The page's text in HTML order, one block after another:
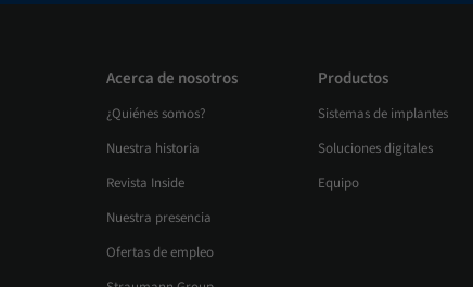
Acerca de nosotros
¿Quiénes somos?
Nuestra historia
Revista Inside
Nuestra presencia
Ofertas de empleo
Productos
Sistemas de implantes
Soluciones digitales
Equipo